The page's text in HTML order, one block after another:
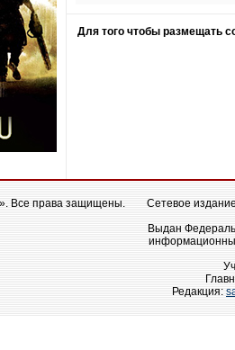
Для того чтобы размещать
Все права защищены.
Сетевое
Выдан
Редакция: